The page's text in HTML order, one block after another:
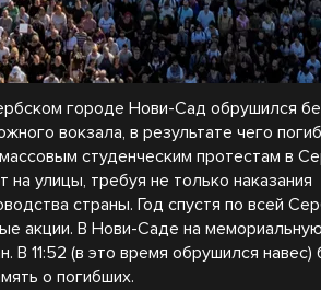
городе Нови-Сад обрушился
вокзала, в результате чего
студенческим протестам в
улицы, требуя не только наказания
страны. Год спустя по всей
акции. В Нови-Саде на
В 11:52 (в это время обрушился навес)
о погибших.